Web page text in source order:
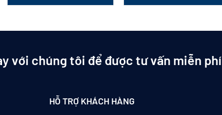
với chúng tôi để được tư vấn miễn phí
HỖ TRỢ KHÁCH HÀNG